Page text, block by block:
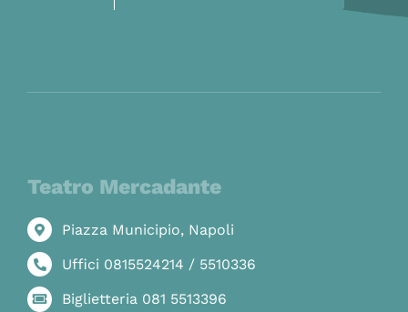
Teatro Mercadante
Piazza Municipio, Napoli
Uffici 0815524214 / 5510336
Biglietteria 081 5513396